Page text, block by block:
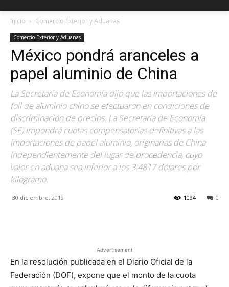
Inicio Comercio Exterior y Aduanas
Comercio Exterior y Aduanas
México pondrá aranceles a
papel aluminio de China
La Secretaría de Economía dijo que las importaciones de
foil de aluminio chino se efectuaron en condiciones de
discriminación de precios. La Secretaría de Economía
(SE) impondrá cuotas compensatorias definitivas a las
importaciones de papel aluminio, originarias de China
independientemente del lugar de procedencia, cuyo
valor en aduana sea inferior a los 3.4817 dólares por
kilogramo.
30 diciembre, 2019 0
1094
Advertisement
En la resolución publicada en el Diario Oficial de la
Federación (DOF), expone que el monto de la cuota